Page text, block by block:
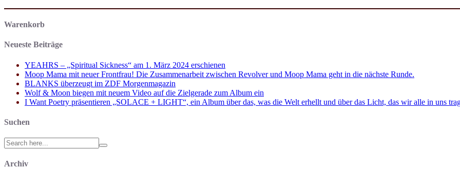
Warenkorb
Neueste Beiträge
YEAHRS – „Spiritual Sickness“ am 1. März 2024 erschienen
Moop Mama mit neuer Frontfrau! Die Zusammenarbeit zwischen Revolver und Moop Mama geht in die nächste Runde.
BLANKS überzeugt im ZDF Morgenmagazin
Wolf & Moon biegen mit neuem Video auf die Zielgerade zum Album ein
I Want Poetry präsentieren „SOLACE + LIGHT“, ein Album über das, was die Welt erhellt und über das Licht, das wir alle in uns
Suchen
Search
for:
Archiv